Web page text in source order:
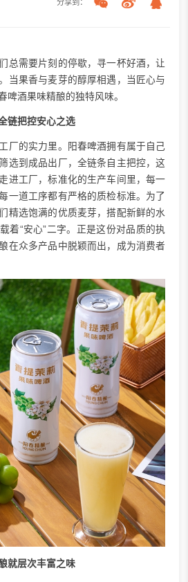
分享到：
总需要片刻的停歇，寻一杯好酒，让
当果香与麦芽的醇厚相遇，当匠心与
啤酒果味精酿的独特风味。
链把控安心之选
厂的实力里。阳春啤酒拥有属于自己
选到成品出厂，全链条自主把控，这
进工厂，标准化的生产车间里，每一
一道工序都有严格的质检标准。为了
精选饱满的优质麦芽，搭配新鲜的水
着“安心”二字。正是这份对品质的执
在众多产品中脱颖而出，成为消费者
就层次丰富之味